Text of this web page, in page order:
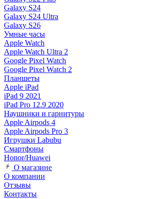
Galaxy S24
Galaxy S24 Ultra
Galaxy S26
Умные часы
Apple Watch
Apple Watch Ultra 2
Google Pixel Watch
Google Pixel Watch 2
Планшеты
Apple iPad
iPad 9 2021
iPad Pro 12.9 2020
Наушники и гарнитуры
Apple Airpods 4
Apple Airpods Pro 3
Игрушки Labubu
Смартфоны
Honor/Huawei
О магазине
О компании
Отзывы
Контакты